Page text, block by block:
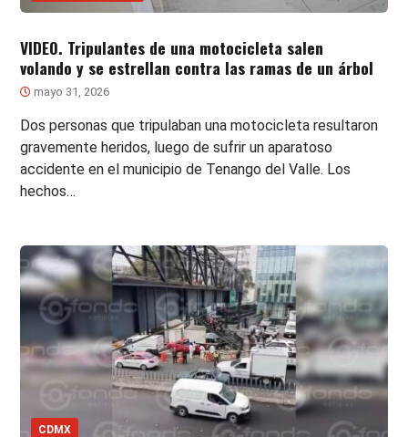
VIDEO. Tripulantes de una motocicleta salen
volando y se estrellan contra las ramas de un árbol
mayo 31, 2026
Dos personas que tripulaban una motocicleta resultaron
gravemente heridos, luego de sufrir un aparatoso
accidente en el municipio de Tenango del Valle. Los
hechos…
CDMX